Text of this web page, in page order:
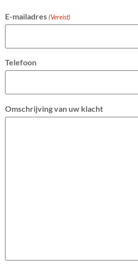
E-mailadres (Vereist)
Telefoon
Omschrijving van uw klacht